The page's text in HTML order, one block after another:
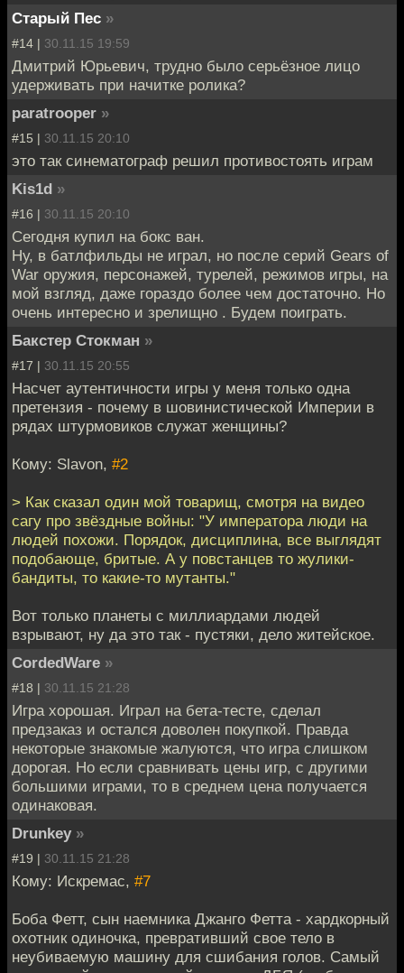
Старый Пес »
#14 | 30.11.15 19:59
Дмитрий Юрьевич, трудно было серьёзное лицо
удерживать при начитке ролика?
paratrooper »
#15 | 30.11.15 20:10
это так синематограф решил противостоять играм
Kis1d »
#16 | 30.11.15 20:10
Сегодня купил на бокс ван.
Ну, в батлфильды не играл, но после серий Gears of
War оружия, персонажей, турелей, режимов игры, на
мой взгляд, даже гораздо более чем достаточно. Но
очень интересно и зрелищно . Будем поиграть.
Бакстер Стокман »
#17 | 30.11.15 20:55
Насчет аутентичности игры у меня только одна
претензия - почему в шовинистической Империи в
рядах штурмовиков служат женщины?
Кому: Slavon, #2
> Как сказал один мой товарищ, смотря на видео
сагу про звёздные войны: "У императора люди на
людей похожи. Порядок, дисциплина, все выглядят
подобающе, бритые. А у повстанцев то жулики-
бандиты, то какие-то мутанты."
Вот только планеты с миллиардами людей
взрывают, ну да это так - пустяки, дело житейское.
CordedWare »
#18 | 30.11.15 21:28
Игра хорошая. Играл на бета-тесте, сделал
предзаказ и остался доволен покупкой. Правда
некоторые знакомые жалуются, что игра слишком
дорогая. Но если сравнивать цены игр, с другими
большими играми, то в среднем цена получается
одинаковая.
Drunkey »
#19 | 30.11.15 21:28
Кому: Искремас, #7
Боба Фетт, сын наемника Джанго Фетта - хардкорный
охотник одиночка, превративший свое тело в
неубиваемую машину для сшибания голов. Самый